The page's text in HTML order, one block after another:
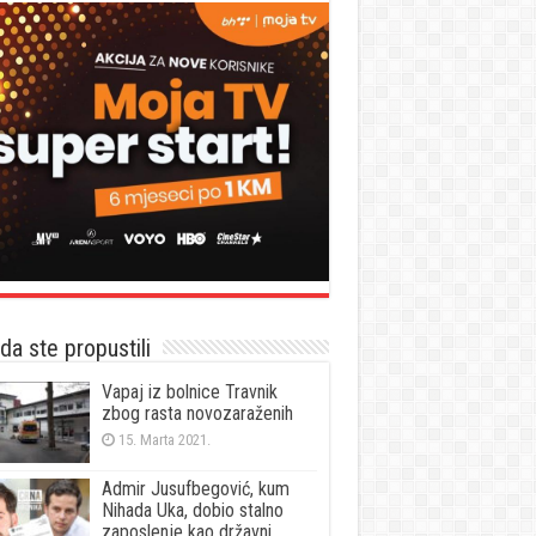
ste propustili
Vapaj iz bolnice Travnik
zbog rasta novozaraženih
15. Marta 2021.
Admir Jusufbegović, kum
Nihada Uka, dobio stalno
zaposlenje kao državni